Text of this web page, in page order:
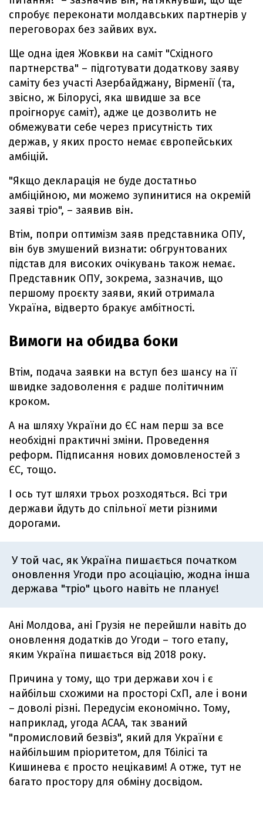
спробує переконати молдавських партнерів у
переговорах без зайвих вух.
Ще одна ідея Жовкви на саміт "Східного
партнерства" – підготувати додаткову заяву
саміту без участі Азербайджану, Вірменії (та,
звісно, ж Білорусі, яка швидше за все
проігнорує саміт), адже це дозволить не
обмежувати себе через присутність тих
держав, у яких просто немає європейських
амбіцій.
"Якщо декларація не буде достатньо
амбіційною, ми можемо зупинитися на окремій
заяві тріо", – заявив він.
Втім, попри оптимізм заяв представника ОПУ,
він був змушений визнати: обгрунтованих
підстав для високих очікувань також немає.
Представник ОПУ, зокрема, зазначив, що
першому проєкту заяви, який отримала
Україна, відверто бракує амбітності.
Вимоги на обидва боки
Втім, подача заявки на вступ без шансу на її
швидке задоволення є радше політичним
кроком.
А на шляху України до ЄС нам перш за все
необхідні практичні зміни. Проведення
реформ. Підписання нових домовленостей з
ЄС, тощо.
І ось тут шляхи трьох розходяться. Всі три
держави йдуть до спільної мети різними
дорогами.
У той час, як Україна пишається початком
оновлення Угоди про асоціацію, жодна інша
держава "тріо" цього навіть не планує!
Ані Молдова, ані Грузія не перейшли навіть до
оновлення додатків до Угоди – того етапу,
яким Україна пишається від 2018 року.
Причина у тому, що три держави хоч і є
найбільш схожими на просторі СхП, але і вони
– доволі різні. Передусім економічно. Тому,
наприклад, угода АСАА, так званий
"промисловий безвіз", який для України є
найбільшим пріоритетом, для Тбілісі та
Кишинева є просто нецікавим! А отже, тут не
багато простору для обміну досвідом.